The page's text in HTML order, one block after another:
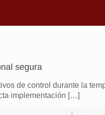
segura
de control durante la
implementación […]